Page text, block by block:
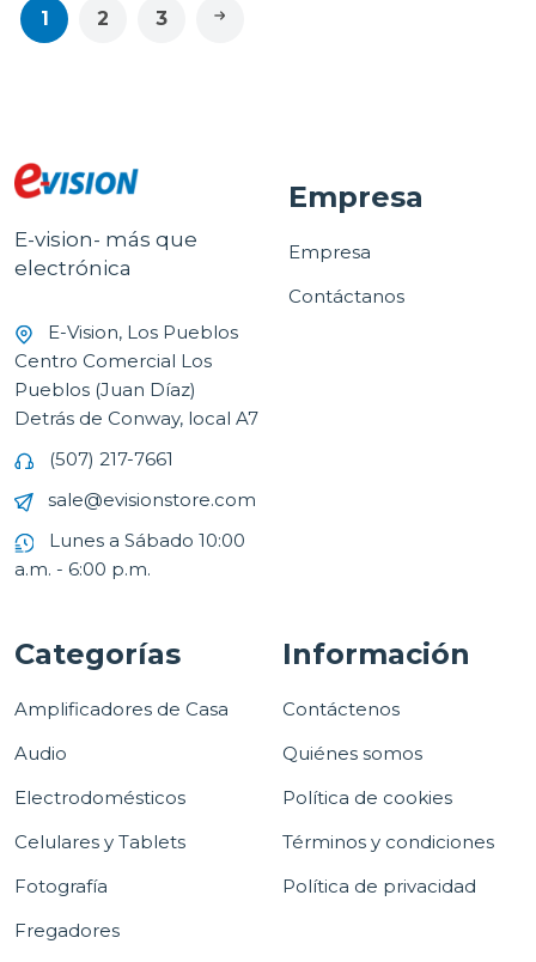
1 2 3
E-vision- más que
electrónica
E-Vision, Los Pueblos
Centro Comercial Los
Pueblos (Juan Díaz)
Detrás de Conway, local A7
(507) 217-7661
sale@evisionstore.com
Lunes a Sábado 10:00
a.m. - 6:00 p.m.
Empresa
Empresa
Contáctanos
Categorías
Amplificadores de Casa
Audio
Electrodomésticos
Celulares y Tablets
Fotografía
Fregadores
Información
Contáctenos
Quiénes somos
Política de cookies
Términos y condiciones
Política de privacidad